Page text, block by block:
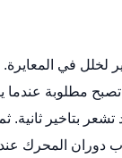
لخلل في المعايرة.
تصبح مطلوبة عندما
بتاخير
دوران المحرك